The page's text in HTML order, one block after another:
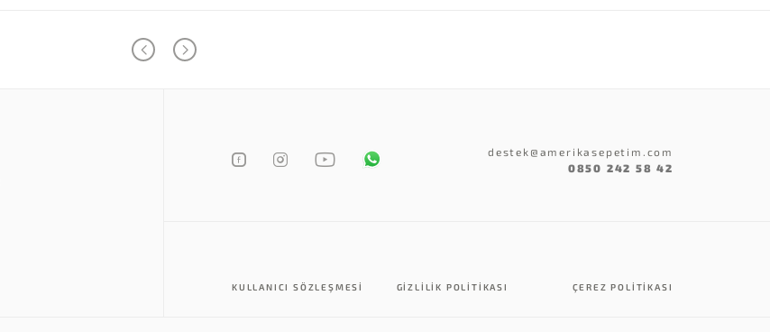
destek@amerikasepetim.com
0850 242 58 42
KULLANICI SÖZLEŞMESI GIZLILIK POLITIKASI ÇEREZ POLITIKASI